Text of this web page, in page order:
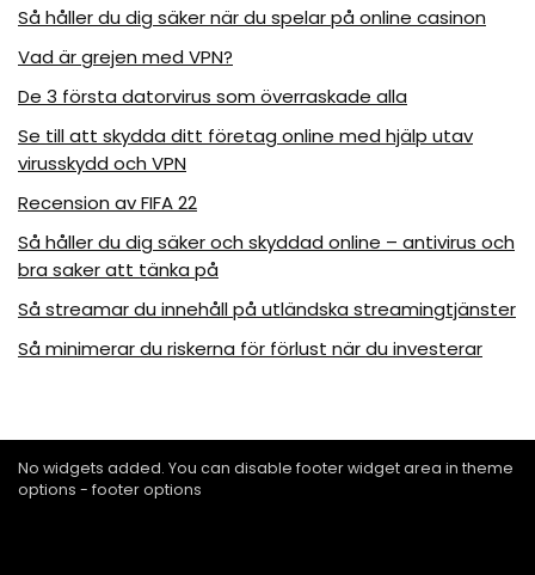
Så håller du dig säker när du spelar på online casinon
Vad är grejen med VPN?
De 3 första datorvirus som överraskade alla
Se till att skydda ditt företag online med hjälp utav
virusskydd och VPN
Recension av FIFA 22
Så håller du dig säker och skyddad online – antivirus och
bra saker att tänka på
Så streamar du innehåll på utländska streamingtjänster
Så minimerar du riskerna för förlust när du investerar
No widgets added. You can disable footer widget area in theme
options - footer options